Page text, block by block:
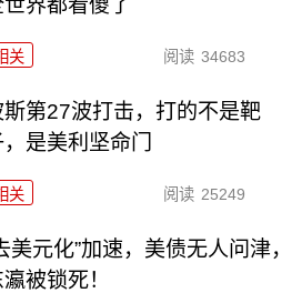
世界都看傻了
关 阅读 34683
斯第27波打击，打的不是靶
，是美利坚命门
关 阅读 25249
美元化”加速，美债无人问津，
被锁死！